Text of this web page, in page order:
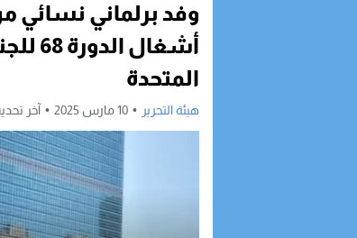
وفد برلماني
المتحدة
هيئة التحرير 10 مارس 2025 آخر